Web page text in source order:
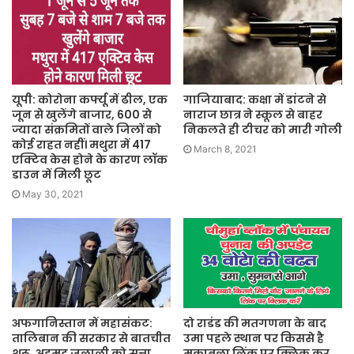
यूपी: कोरोना कर्फ्यू में ढील, एक
जून से खुलेंगे बाजार, 600 से
ज्यादा संक्रमितों वाले जिलों को
कोई राहत नहीं। मथुरा में 417
एक्टिव केस होने के कारण लॉक
डाउन में मिली छूट
May 30, 2021
गाजियाबाद: कक्षा में डांटने से
नाराज छात्र ने स्कूल से बाहर
निकलते ही टीचर को मारी गोली
March 8, 2021
अफगानिस्तान में महासंकट:
तालिबान की सरकार से बातचीत
दो राडंड की मतगणना के बाद
उमा पहले स्थान पर किससे है